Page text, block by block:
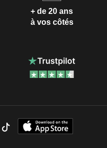
+ de 20 ans
à vos côtés